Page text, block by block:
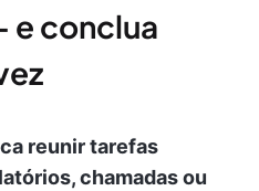
e conclua
reunir tarefas
chamadas ou